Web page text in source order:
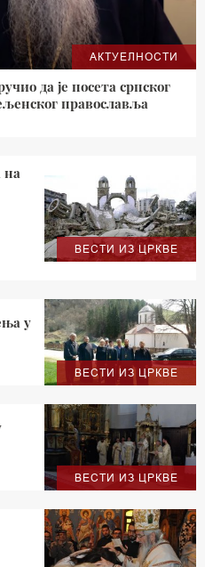
АКТУЕЛНОСТИ
да је посета српског
православља
ВЕСТИ ИЗ ЦРКВЕ
на
ВЕСТИ ИЗ ЦРКВЕ
у
ВЕСТИ ИЗ ЦРКВЕ